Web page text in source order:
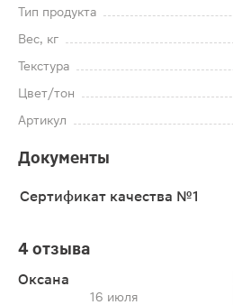
Тип продукта
Вес, кг
Текстура
Цвет/тон
Артикул
Документы
Сертификат качества №1
4 отзыва
Оксана
16 июля